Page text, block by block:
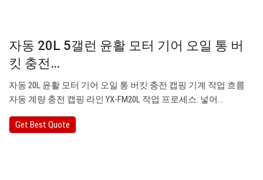
자동 20L 5갤런 윤활 모터 기어 오일 통 버
킷 충전…
자동 20L 윤활 모터 기어 오일 통 버킷 충전 캡핑 기계 작업 흐름
자동 계량 충전 캡핑 라인 YX-FM20L 작업 프로세스: 넣어…
Get Best Quote